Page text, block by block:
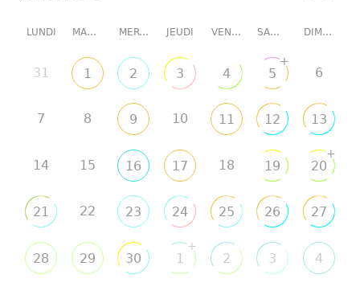
LUNDI MARDI MERCREDI JEUDI VENDREDI SAMEDI DIMANCHE
31 1 2 3 4 5
+
6
7 8 9 10 11 12 13
14 15 16 17 18 19 20
+
21 22 23 24 25 26 27
28 29 30 1
+
2 3 4